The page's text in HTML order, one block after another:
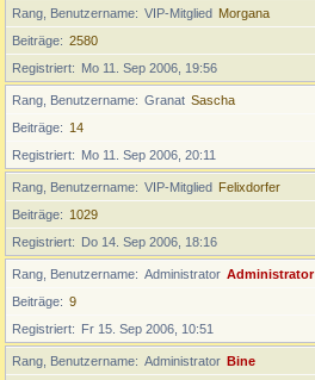
Rang, Benutzername VIP-Mitglied Morgana
Beiträge
2580
Registriert
Mo 11. Sep 2006, 19:56
Rang, Benutzername Granat Sascha
Beiträge
14
Registriert
Mo 11. Sep 2006, 20:11
Rang, Benutzername VIP-Mitglied Felixdorfer
Beiträge
1029
Registriert
Do 14. Sep 2006, 18:16
Rang, Benutzername Administrator Administrator
Beiträge
9
Registriert
Fr 15. Sep 2006, 10:51
Rang, Benutzername Administrator Bine